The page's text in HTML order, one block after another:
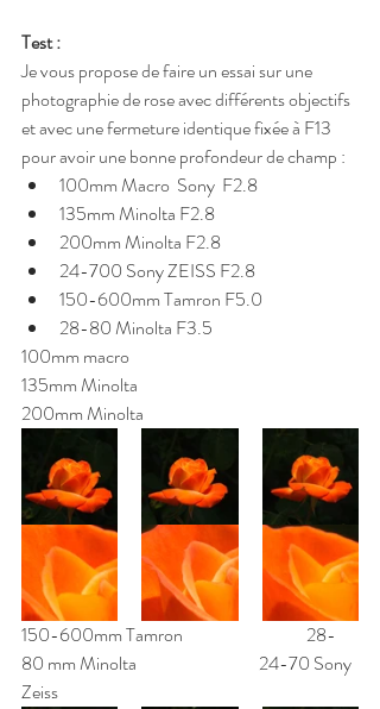
Test :
Je vous propose de faire un essai sur une
photographie de rose avec différents objectifs
et avec une fermeture identique fixée à F13
pour avoir une bonne profondeur de champ :
100mm Macro  Sony  F2.8
135mm Minolta F2.8
200mm Minolta F2.8
24-700 Sony ZEISS F2.8
150-600mm Tamron F5.0
28-80 Minolta F3.5
100mm macro
135mm Minolta
200mm Minolta
150-600mm Tamron			28-
80 mm Minolta			24-70 Sony
Zeiss